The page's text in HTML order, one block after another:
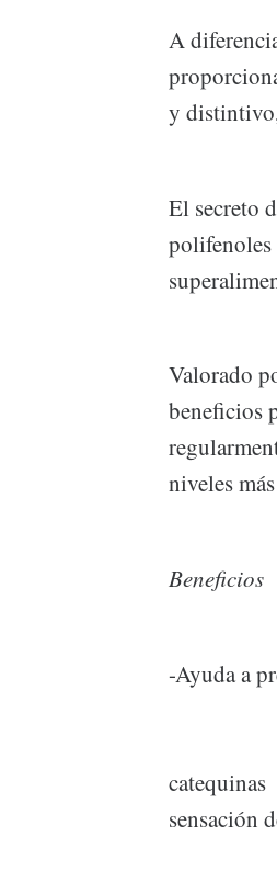
A
y
El secreto
polifenoles
Valorado
beneficios
niveles
Beneficios
-
-
-
sensación
-